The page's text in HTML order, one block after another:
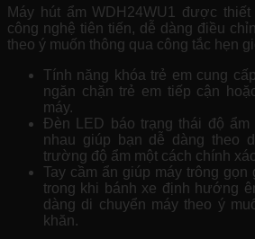
Máy hút ẩm WDH24WU1 được
công nghệ tiên tiến, dễ dàng điều
theo ý muốn thông qua công tắc hẹn
Tính năng khóa trẻ em cung
ngăn chặn trẻ em tiếp cận
máy.
Đèn LED báo trạng thái độ
nhau giúp bạn dễ dàng theo
trường độ ẩm một cách chính
Tay cầm ẩn giúp máy trông gọn
trong khi bánh xe định hướng
dàng di chuyển máy theo ý
khăn.